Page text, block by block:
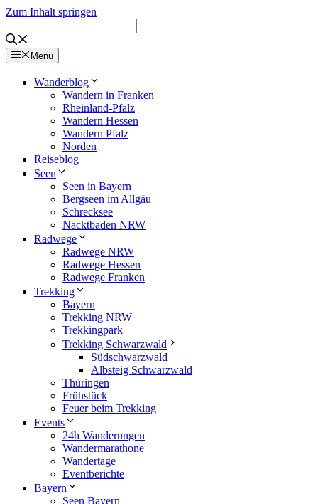
Zum Inhalt springen
Menü
Wanderblog
Wandern in Franken
Rheinland-Pfalz
Wandern Hessen
Wandern Pfalz
Norden
Reiseblog
Seen
Seen in Bayern
Bergseen im Allgäu
Schrecksee
Nacktbaden NRW
Radwege
Radwege NRW
Radwege Hessen
Radwege Franken
Trekking
Bayern
Trekking NRW
Trekkingpark
Trekking Schwarzwald
Südschwarzwald
Albsteig Schwarzwald
Thüringen
Frühstück
Feuer beim Trekking
Events
24h Wanderungen
Wandermarathone
Wandertage
Eventberichte
Bayern
Seen Bayern